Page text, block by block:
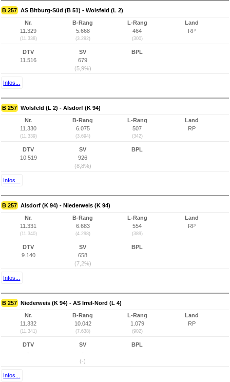
B 257 AS Bitburg-Süd (B 51) - Wolsfeld (L 2)
Nr.
11.329
(11.338)
B-Rang
5.668
(3.292)
L-Rang
464
(300)
Land
RP
DTV
11.516
SV
679
(5,9%)
BPL
Infos...
B 257 Wolsfeld (L 2) - Alsdorf (K 94)
Nr.
11.330
(11.339)
B-Rang
6.075
(3.694)
L-Rang
507
(342)
Land
RP
DTV
10.519
SV
926
(8,8%)
BPL
Infos...
B 257 Alsdorf (K 94) - Niederweis (K 94)
Nr.
11.331
(11.340)
B-Rang
6.683
(4.298)
L-Rang
554
(389)
Land
RP
DTV
9.140
SV
658
(7,2%)
BPL
Infos...
B 257 Niederweis (K 94) - AS Irrel-Nord (L 4)
Nr.
11.332
(11.341)
B-Rang
10.042
(7.638)
L-Rang
1.079
(902)
Land
RP
DTV
-
SV
-
(-)
BPL
Infos...